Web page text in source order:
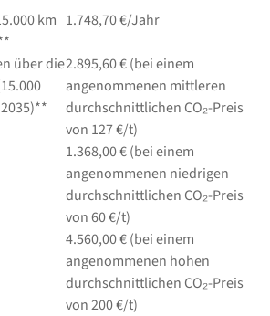
km 1.748,70 €/Jahr
über die2.895,60 € (bei einem
angenommenen mittleren
durchschnittlichen CO₂-Preis
von 127 €/t)
1.368,00 € (bei einem
angenommenen niedrigen
durchschnittlichen CO₂-Preis
von 60 €/t)
4.560,00 € (bei einem
angenommenen hohen
durchschnittlichen CO₂-Preis
von 200 €/t)